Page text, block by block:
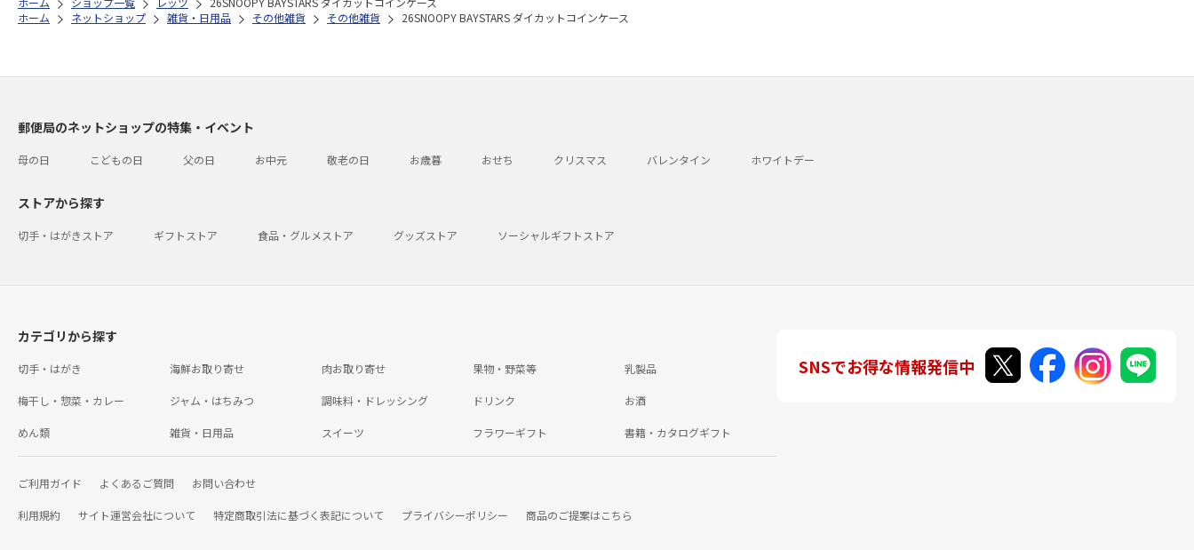
ホーム
ネットショップ 雑貨・日用品 その他雑貨 その他雑貨 26SNOOPY BAYSTARS ダイカットコインケース
郵便局のネットショップの特集・イベント
母の日 こどもの日 父の日 お中元 敬老の日 お歳暮 おせち クリスマス バレンタイン ホワイトデー
ストアから探す
切手・はがきストア ギフトストア 食品・グルメストア グッズストア ソーシャルギフトストア
カテゴリから探す
切手・はがき 海鮮お取り寄せ 肉お取り寄せ 果物・野菜等 乳製品
梅干し・惣菜・カレー ジャム・はちみつ 調味料・ドレッシング ドリンク お酒
めん類 雑貨・日用品 スイーツ フラワーギフト 書籍・カタログギフト
ご利用ガイド よくあるご質問 お問い合わせ
利用規約 サイト運営会社について 特定商取引法に基づく表記について プライバシーポリシー 商品のご提案はこちら
SNSでお得な情報発信中